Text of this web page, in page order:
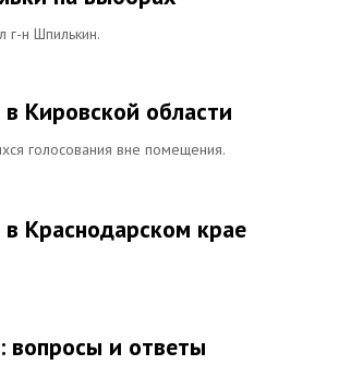
г-н Шпилькин.
Кировской области
голосования вне помещения.
Краснодарском крае
вопросы и ответы